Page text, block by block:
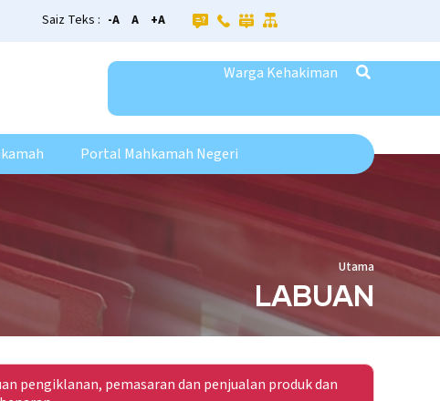
Saiz Teks : -A A +A
Warga Kehakiman
Portal Mahkamah Negeri
LABUAN
Utama
pengiklanan, pemasaran dan penjualan produk dan